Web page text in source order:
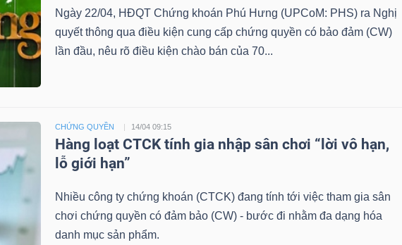
Ngày 22/04, HĐQT Chứng khoán Phú Hưng (UPCoM: PHS) ra Nghị
quyết thông qua điều kiện cung cấp chứng quyền có bảo đảm (CW)
lần đầu, nêu rõ điều kiện chào bán của 70...
CHỨNG QUYỀN 14/04 09:15
Hàng loạt CTCK tính gia nhập sân chơi “lời vô hạn,
lỗ giới hạn”
Nhiều công ty chứng khoán (CTCK) đang tính tới việc tham gia sân
chơi chứng quyền có đảm bảo (CW) - bước đi nhằm đa dạng hóa
danh mục sản phẩm.